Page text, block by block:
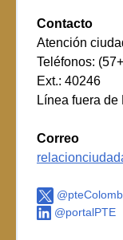
Contacto
Atención
Teléfonos:
Ext.: 40246
Línea fuera
Correo
@portalPTE